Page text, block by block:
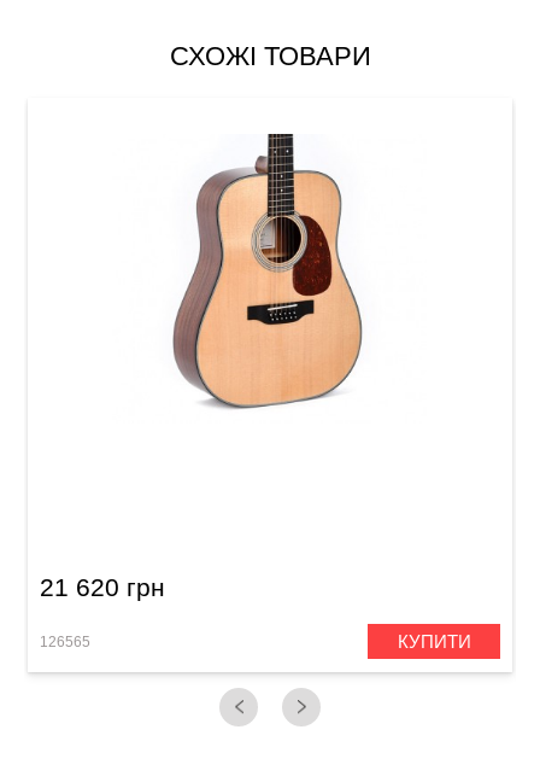
СХОЖІ ТОВАРИ
21 620 грн
126565 КУПИТИ